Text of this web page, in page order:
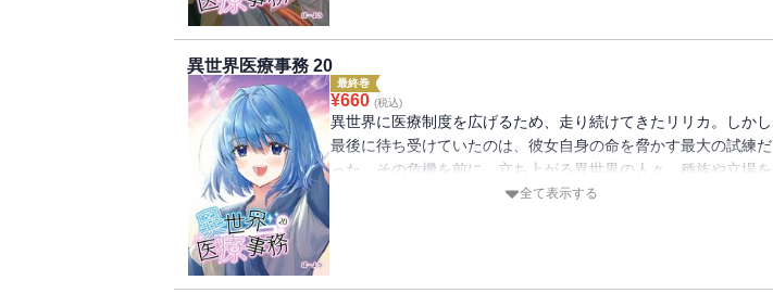
異世界医療事務 20
最終巻
¥660 (税込)
異世界に医療制度を広げるため、走り続けてきたリリカ。しかし
最後に待ち受けていたのは、彼女自身の命を脅かす最大の試練だ
った。その危機を前に、立ち上がる異世界の人々。種族や立場を
越え、これまでリリカが救ってきた人々が、今度は彼女を救うた
団円！リリカたちの旅の結末を、ぜひ見届けてください。
全て表示する